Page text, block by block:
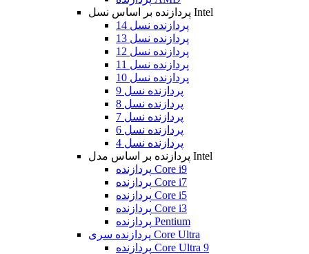
پردازنده بر اساس نسل Intel
پردازنده نسل 14
پردازنده نسل 13
پردازنده نسل 12
پردازنده نسل 11
پردازنده نسل 10
پردازنده نسل 9
پردازنده نسل 8
پردازنده نسل 7
پردازنده نسل 6
پردازنده نسل 4
پردازنده بر اساس مدل Intel
پردازنده Core i9
پردازنده Core i7
پردازنده Core i5
پردازنده Core i3
پردازنده Pentium
پردازنده سری Core Ultra
پردازنده Core Ultra 9